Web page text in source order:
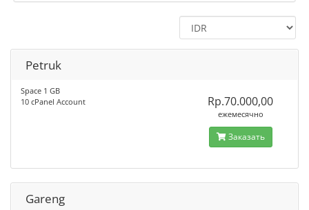
Petruk
Space 1 GB
10 cPanel Account
Rp.70.000,00
ежемесячно
Заказать
Gareng